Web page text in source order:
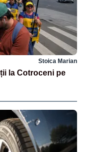
Stoica Marian
la Cotroceni pe